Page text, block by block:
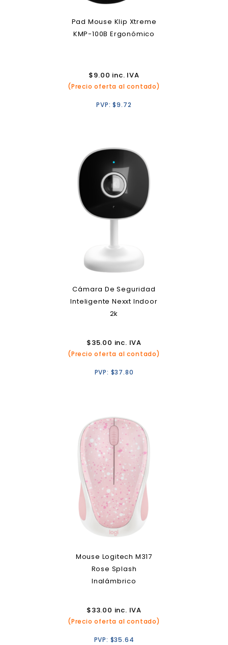
Pad Mouse Klip Xtreme
KMP-100B Ergonómico
$9.00 inc. IVA
(Precio oferta al contado)
PVP:$9.72
Cámara De Seguridad
Inteligente Nexxt Indoor
2k
$35.00 inc. IVA
(Precio oferta al contado)
PVP: $37.80
Mouse Logitech M317
Rose Splash
Inalámbrico
$33.00 inc. IVA
(Precio oferta al contado)
PVP: $35.64